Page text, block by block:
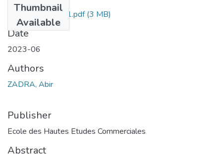
Thumbnail
Available
ZADRA Abir -021.pdf(3 MB)
Date
2023-06
Authors
ZADRA, Abir
Publisher
Ecole des Hautes Etudes Commerciales
Abstract